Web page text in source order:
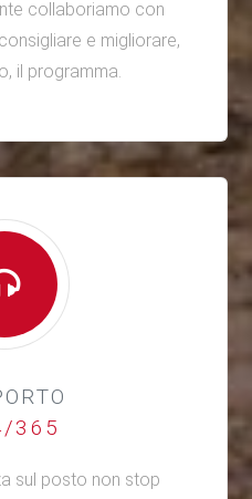
collaboriamo con
e migliorare,
il programma.
365
sul posto non stop